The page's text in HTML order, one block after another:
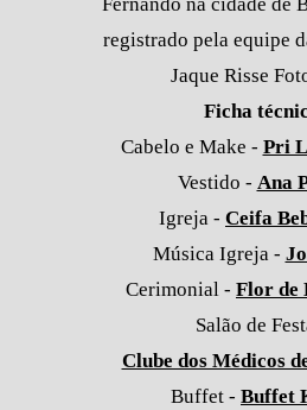
registrado pela equipe
Jaque Risse
Ficha
Cabelo e Make - Pri
Vestido - Ana
Igreja - Ceifa
Música Igreja -
Cerimonial - Flor de
Salão de
Clube dos Médicos
Buffet - Buffet